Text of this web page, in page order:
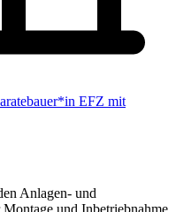
EFZ mit
Anlagen- und
und Inbetriebnahme